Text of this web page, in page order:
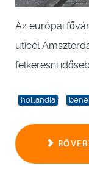
Az európai
uticél
felkeresni
hollandia